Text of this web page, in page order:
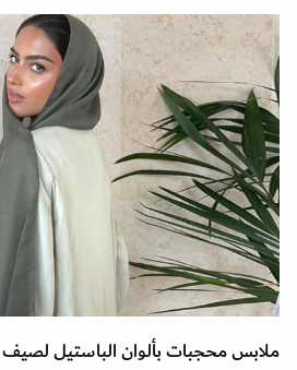
ملابس محجبات بألوان الباستيل لصيف 2023